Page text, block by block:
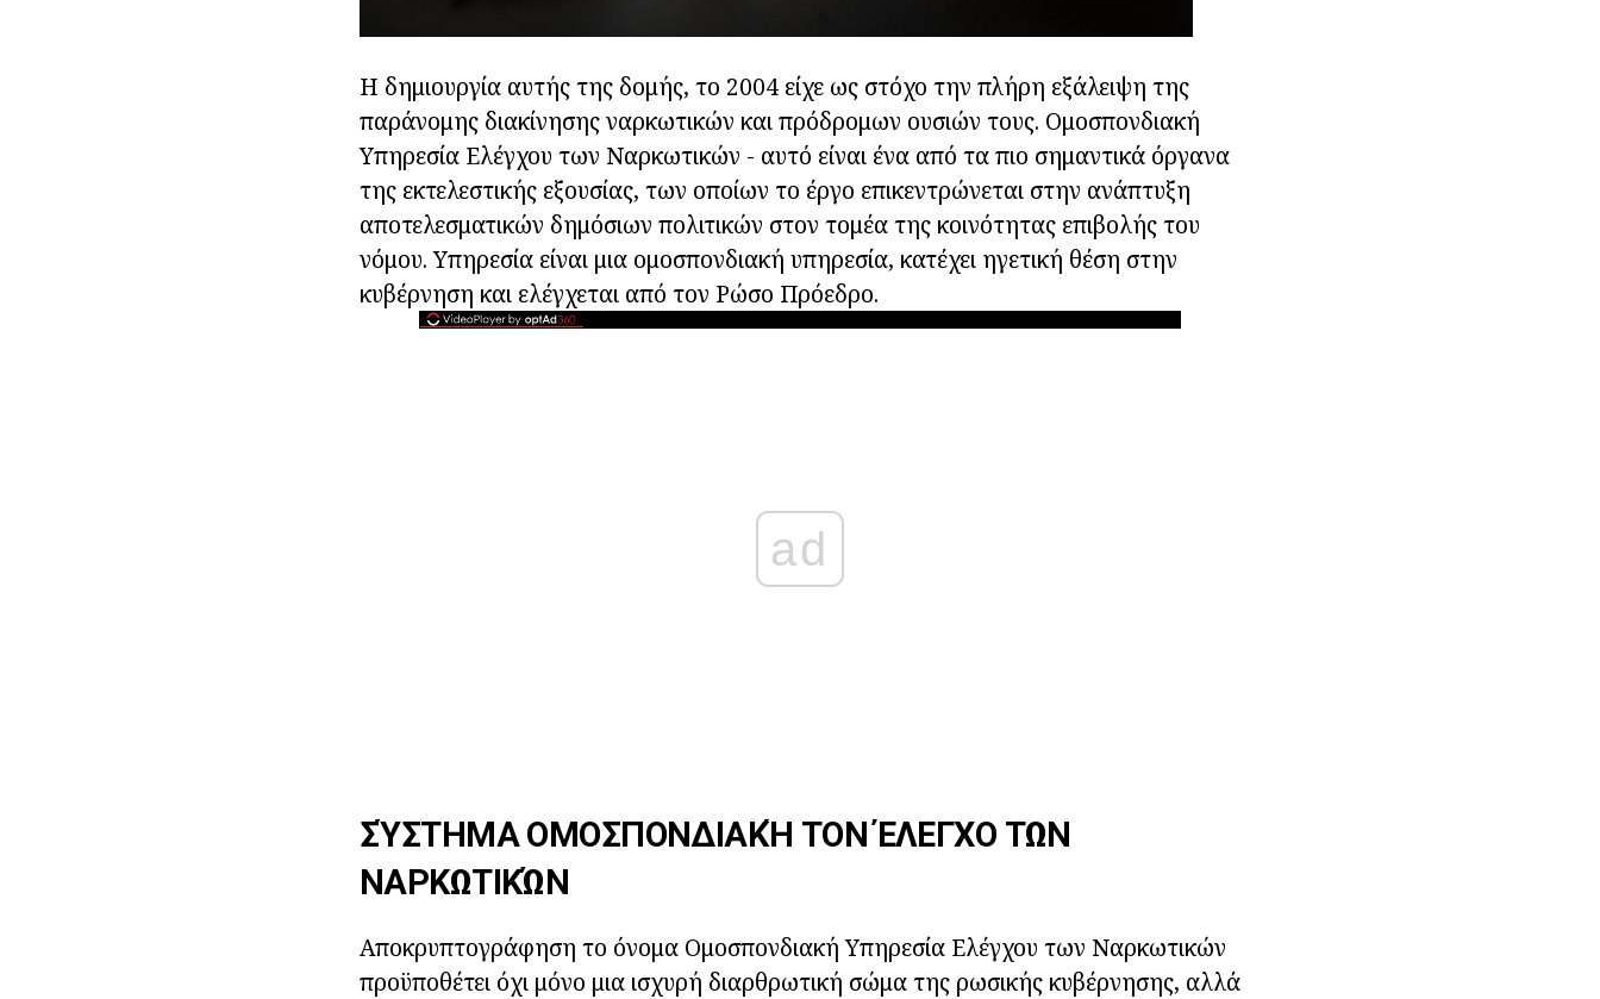
Η δημιουργία αυτής της δομής, το 2004 είχε ως στόχο την πλήρη εξάλειψη της
παράνομης διακίνησης ναρκωτικών και πρόδρομων ουσιών τους. Ομοσπονδιακή
Υπηρεσία Ελέγχου των Ναρκωτικών - αυτό είναι ένα από τα πιο σημαντικά όργανα
της εκτελεστικής εξουσίας, των οποίων το έργο επικεντρώνεται στην ανάπτυξη
αποτελεσματικών δημόσιων πολιτικών στον τομέα της κοινότητας επιβολής του
νόμου. Υπηρεσία είναι μια ομοσπονδιακή υπηρεσία, κατέχει ηγετική θέση στην
κυβέρνηση και ελέγχεται από τον Ρώσο Πρόεδρο.
ad
ΣΎΣΤΗΜΑ ΟΜΟΣΠΟΝΔΙΑΚΉ ΤΟΝ ΈΛΕΓΧΟ ΤΩΝ
ΝΑΡΚΩΤΙΚΏΝ
Αποκρυπτογράφηση το όνομα Ομοσπονδιακή Υπηρεσία Ελέγχου των Ναρκωτικών
προϋποθέτει όχι μόνο μια ισχυρή διαρθρωτική σώμα της ρωσικής κυβέρνησης, αλλά